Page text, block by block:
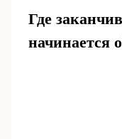
Где
начинается